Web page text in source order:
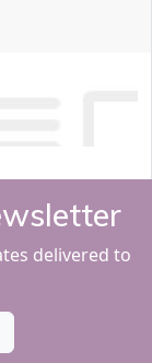
delivered to